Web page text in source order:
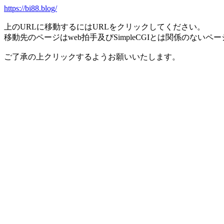
https://bi88.blog/
上のURLに移動するにはURLをクリックしてください。
移動先のページはweb拍手及びSimpleCGIとは関係のないペー
ご了承の上クリックするようお願いいたします。